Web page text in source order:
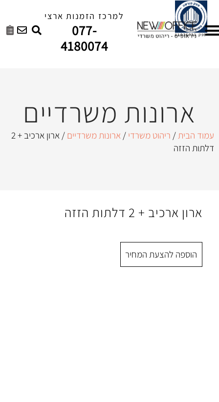
למרכז הזמנות ארצי
077-
משרדיים
משרדי/ארונות משרדיים / ארון ארכיב + 2
הזזה
המחיר